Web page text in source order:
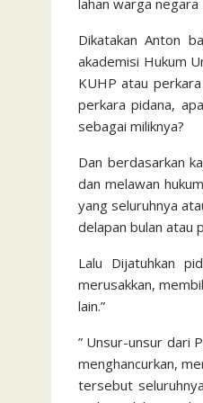
lahan warga
Dikatakan Anton
akademisi Hukum
KUHP atau
perkara pidana,
sebagai miliknya?
Dan berdasarkan
dan melawan
yang seluruhnya
delapan bulan atau
Lalu Dijatuhkan
merusakkan,
lain.”
” Unsur-unsur dari
menghancurkan,
tersebut